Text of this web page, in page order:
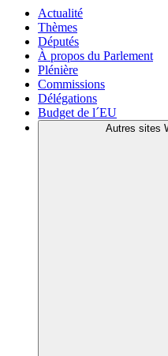
Actualité
Thèmes
Députés
À propos du Parlement
Plénière
Commissions
Délégations
Budget de l´EU
Autres sites